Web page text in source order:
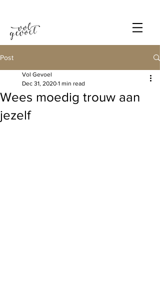
Post
Wees moedig trouw aan
jezelf
Vol Gevoel
Dec 31, 2020 1 min read